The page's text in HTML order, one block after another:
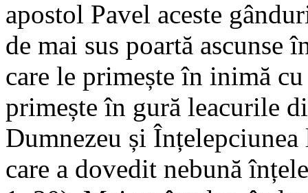
apostol Pavel aceste
de mai sus poartă ascunse
care le primește în inimă
primește în gură leacurile
Dumnezeu și
care a dovedit nebună